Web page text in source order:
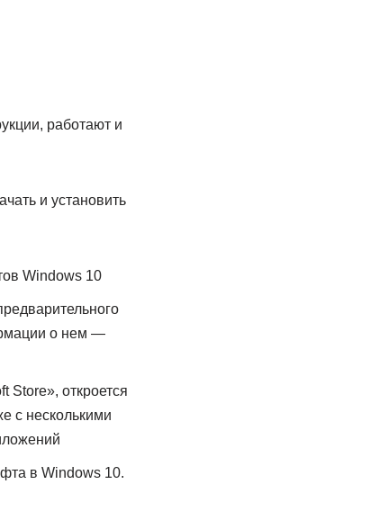
работают и
и установить
о нем —
откроется
с несколькими
в Windows 10.